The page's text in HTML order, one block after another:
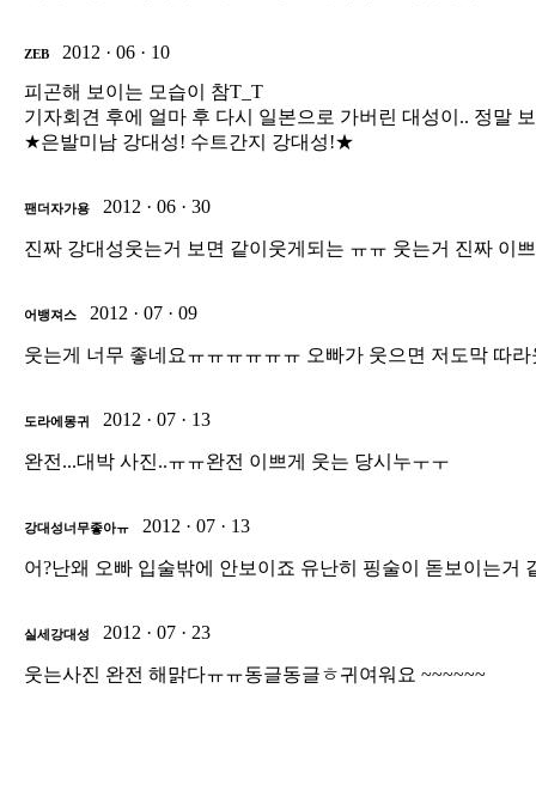
ZEB
2012 · 06 · 10
피곤해 보이는 모습이 참T_T
기자회견 후에 얼마 후 다시 일본으로 가버린 대성이.. 정말
★은발미남 강대성! 수트간지 강대성!★
팬더자가용 2012 · 06 · 30
진짜 강대성웃는거 보면 같이웃게되는 ㅠㅠ 웃는거 진짜 이
어뱅져스 2012 · 07 · 09
웃는게 너무 좋네요ㅠㅠㅠㅠㅠㅠ 오빠가 웃으면 저도막 따
도라에몽귀 2012 · 07 · 13
완전...대박 사진..ㅠㅠ완전 이쁘게 웃는 당시누ㅜㅜ
강대성너무좋아ㅠ 2012 · 07 · 13
어?난왜 오빠 입술밖에 안보이죠 유난히 핑술이 돋보이는거
실세강대성 2012 · 07 · 23
웃는사진 완전 해맑다ㅠㅠ동글동글ㅎ귀여워요 ~~~~~~